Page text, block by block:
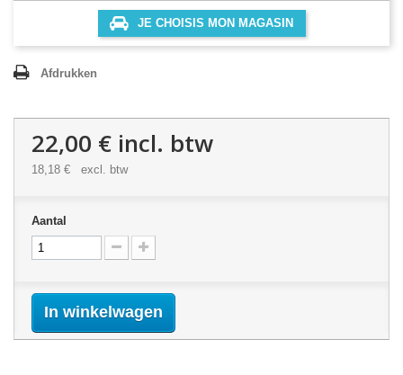
JE CHOISIS MON MAGASIN
Afdrukken
22,00 € incl. btw
18,18 € excl. btw
Aantal
In winkelwagen